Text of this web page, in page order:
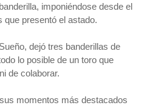
imponiéndose desde el
que presentó el astado.
dejó tres banderillas de
lo posible de un toro que
de colaborar.
momentos más destacados